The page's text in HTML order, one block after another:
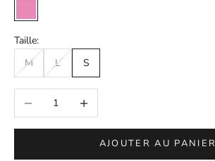
Rose
Taille:
M
L S
Diminuer la quantitéAugmenter la quantité
AJOUTER AU PANIER